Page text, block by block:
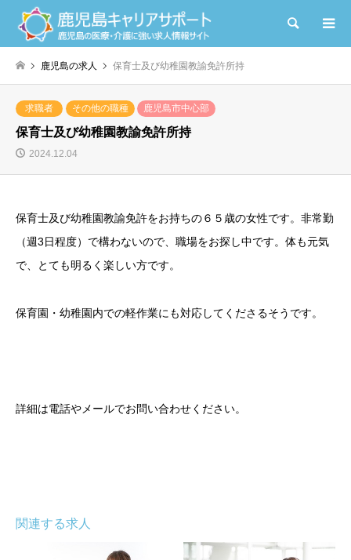
検索
鹿児島の求人 保育士及び幼稚園教諭免許所持
求職者 その他の職種 鹿児島市中心部
保育士及び幼稚園教諭免許所持
2024.12.04
保育士及び幼稚園教諭免許をお持ちの６５歳の女性です。非常勤
（週3日程度）で構わないので、職場をお探し中です。体も元気
で、とても明るく楽しい方です。
保育園・幼稚園内での軽作業にも対応してくださるそうです。
詳細は電話やメールでお問い合わせください。
関連する求人